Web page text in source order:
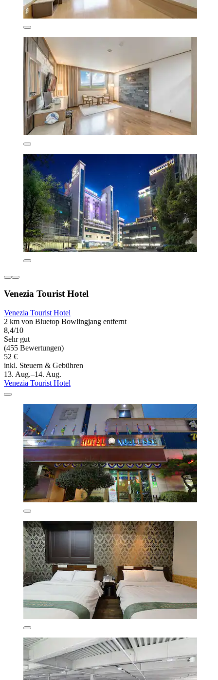
Venezia Tourist Hotel
Venezia Tourist Hotel
2 km von Bluetop Bowlingjang entfernt
8,4/10
Sehr gut
(455 Bewertungen)
52 €
inkl. Steuern & Gebühren
13. Aug.–14. Aug.
Venezia Tourist Hotel